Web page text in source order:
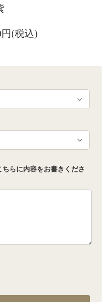
円(税込)
ちらに内容をお書きくださ